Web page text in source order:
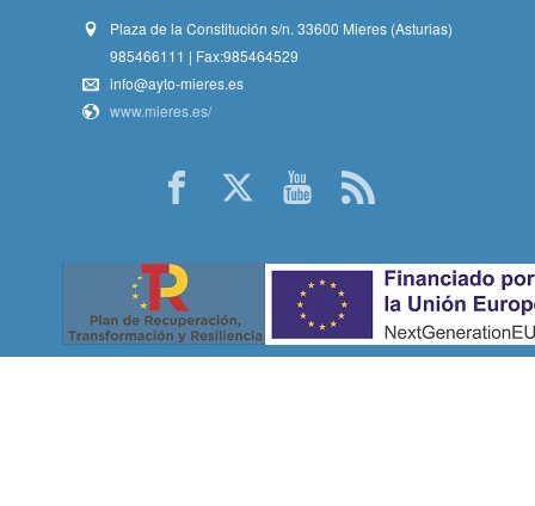
Plaza de la Constitución s/n. 33600 Mieres (Asturias)
985466111 | Fax:985464529
info@ayto-mieres.es
www.mieres.es/